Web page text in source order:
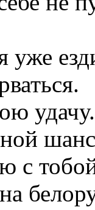
уже
с